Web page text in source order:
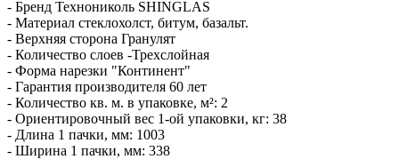
- Бренд Технониколь SHINGLAS
- Материал стеклохолст, битум, базальт.
- Верхняя сторона Гранулят
- Количество слоев -Трехслойная
- Форма нарезки "Континент"
- Гарантия производителя 60 лет
- Количество кв. м. в упаковке, м²: 2
- Ориентировочный вес 1-ой упаковки, кг: 38
- Длина 1 пачки, мм: 1003
- Ширина 1 пачки, мм: 338